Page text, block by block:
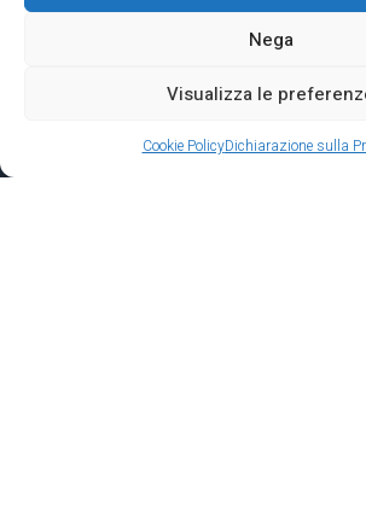
Nega
Visualizza le
Cookie PolicyDichiarazione sulla